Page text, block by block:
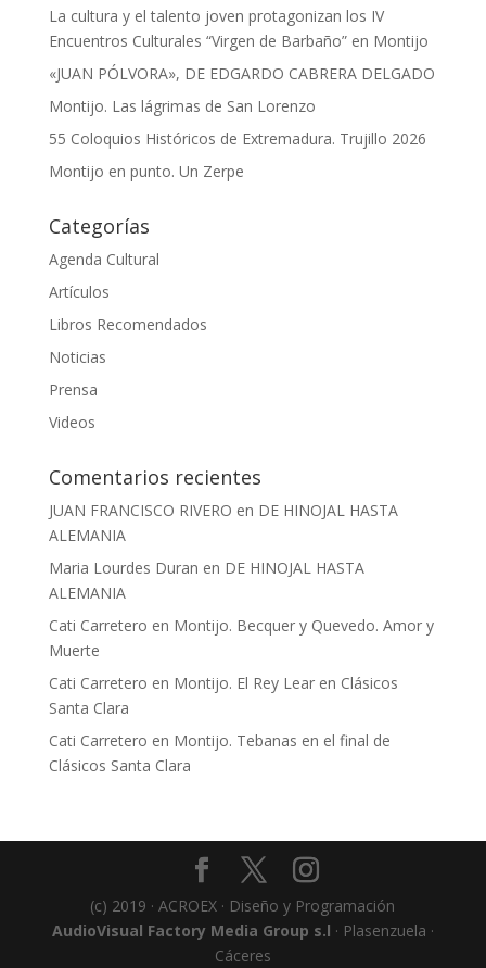
La cultura y el talento joven protagonizan los IV
Encuentros Culturales “Virgen de Barbaño” en Montijo
«JUAN PÓLVORA», DE EDGARDO CABRERA DELGADO
Montijo. Las lágrimas de San Lorenzo
55 Coloquios Históricos de Extremadura. Trujillo 2026
Montijo en punto. Un Zerpe
Categorías
Agenda Cultural
Artículos
Libros Recomendados
Noticias
Prensa
Videos
Comentarios recientes
JUAN FRANCISCO RIVERO en DE HINOJAL HASTA
ALEMANIA
Maria Lourdes Duran en DE HINOJAL HASTA
ALEMANIA
Cati Carretero en Montijo. Becquer y Quevedo. Amor y
Muerte
Cati Carretero en Montijo. El Rey Lear en Clásicos
Santa Clara
Cati Carretero en Montijo. Tebanas en el final de
Clásicos Santa Clara
(c) 2019 · ACROEX · Diseño y Programación
AudioVisual Factory Media Group s.l · Plasenzuela ·
Cáceres